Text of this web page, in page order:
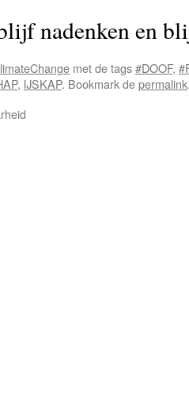
nadenken en
met de tags#DOOF,
, IJSKAP. Bookmark depermalink